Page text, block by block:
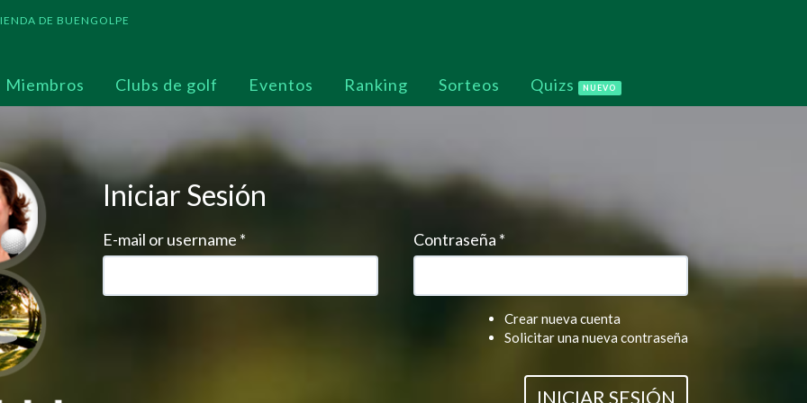
DE BUENGOLPE
Miembros Clubs de golf Eventos Ranking Sorteos Quizs NUEVO
Iniciar Sesión
E-mail or username * Contraseña *
Crear nueva cuenta
Solicitar una nueva contraseña
INICIAR SESIÓN